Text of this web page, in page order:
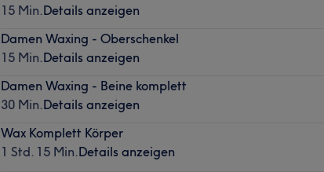
15 Min.Details anzeigen
Damen Waxing - Oberschenkel
15 Min.Details anzeigen
Damen Waxing - Beine komplett
30 Min.Details anzeigen
Wax Komplett Körper
1 Std. 15 Min.Details anzeigen